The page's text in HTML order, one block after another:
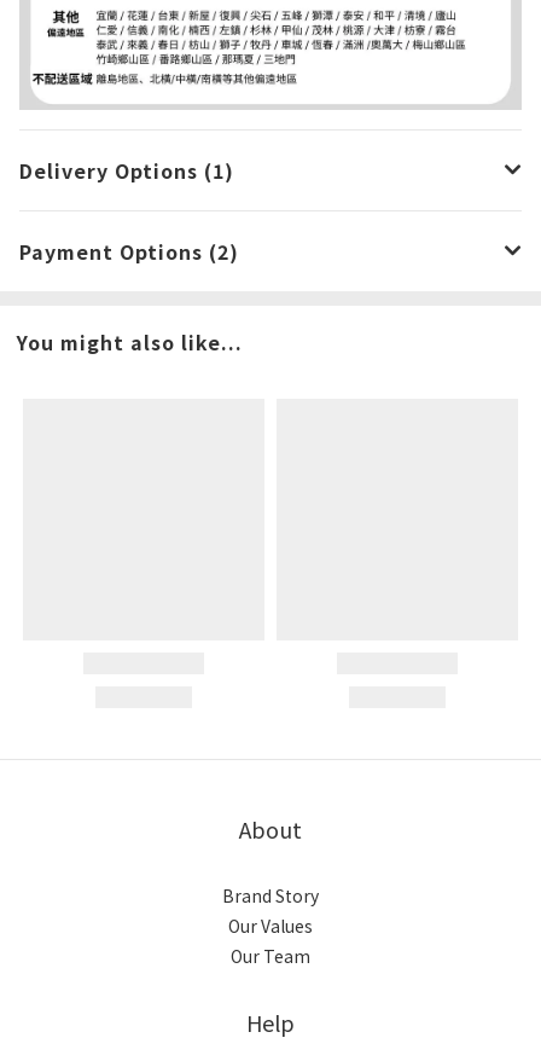
Delivery Options (1)
Payment Options (2)
You might also like...
About
Brand Story
Our Values
Our Team
Help